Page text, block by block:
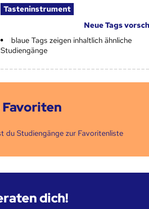
Tasteninstrument
Neue Tags
blaue Tags zeigen inhaltlich ähnliche
Studiengänge
Favoriten
du Studiengänge zur Favoritenliste
dich!